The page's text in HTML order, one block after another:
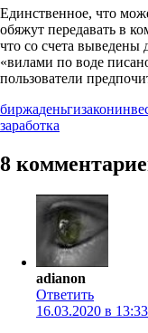
Единственное, что
обяжут передавать в
что со счета выведены
«вилами по воде
пользователи
биржаденьгизакон
заработка
8
adianon
Ответить
16.03.2020 в 13:33